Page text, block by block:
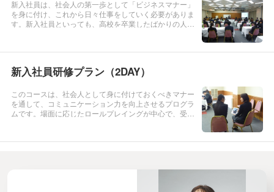
新入社員は、社会人の第一歩として「ビジネスマナー」
を身に付け、これから日々仕事をしていく必要がありま
す。新入社員といっても、高校を卒業したばかりの人も
社会人として新たにスター...
新入社員研修プラン（2DAY）
このコースは、社会人として身に付けておくべきマナー
を通して、コミュニケーション力を向上させるプログラ
ムです。場面に応じたロールプレイングが中心で、受講
■第1日目 【 入社式前に...